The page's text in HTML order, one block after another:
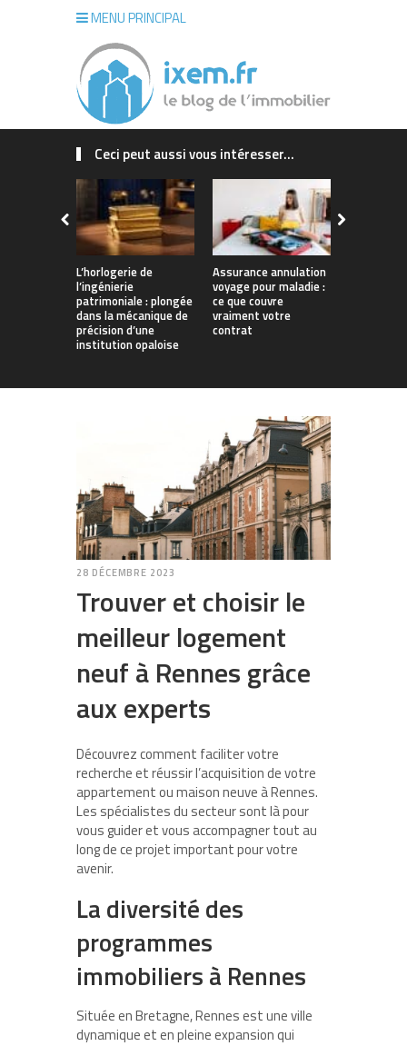
MENU PRINCIPAL
Ceci peut aussi vous intéresser...
L’horlogerie de
l’ingénierie
patrimoniale : plongée
dans la mécanique de
précision d’une
institution opaloise
Assurance annulation
voyage pour maladie :
ce que couvre
vraiment votre
contrat
28 DÉCEMBRE 2023
Trouver et choisir le
meilleur logement
neuf à Rennes grâce
aux experts
Découvrez comment faciliter votre
recherche et réussir l’acquisition de votre
appartement ou maison neuve à Rennes.
Les spécialistes du secteur sont là pour
vous guider et vous accompagner tout au
long de ce projet important pour votre
avenir.
La diversité des
programmes
immobiliers à Rennes
Située en Bretagne, Rennes est une ville
dynamique et en pleine expansion qui